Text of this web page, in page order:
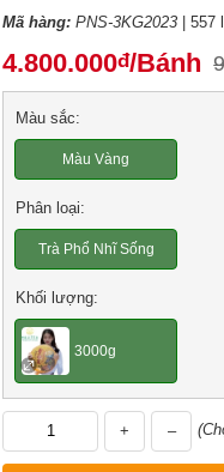
Mã hàng:PNS-3KG2023 | 557
4.800.000đ/Bánh
Màu sắc:
Màu Vàng
Phân loại:
Trà Phổ Nhĩ Sống
Khối lượng:
3000g
+ –